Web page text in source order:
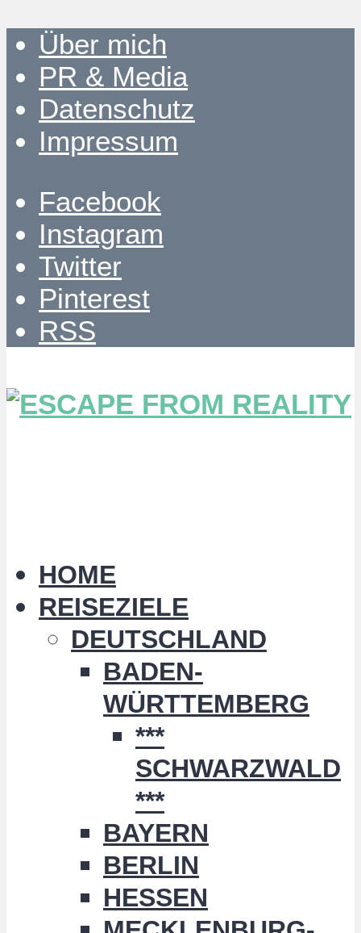
Über mich
PR & Media
Datenschutz
Impressum
Facebook
Instagram
Twitter
Pinterest
RSS
HOME
REISEZIELE
DEUTSCHLAND
BADEN-
WÜRTTEMBERG
***
SCHWARZWALD
***
BAYERN
BERLIN
HESSEN